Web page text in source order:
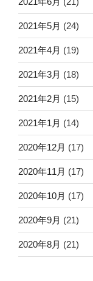
2021年5月 (24)
2021年4月 (19)
2021年3月 (18)
2021年2月 (15)
2021年1月 (14)
2020年12月 (17)
2020年11月 (17)
2020年10月 (17)
2020年9月 (21)
2020年8月 (21)